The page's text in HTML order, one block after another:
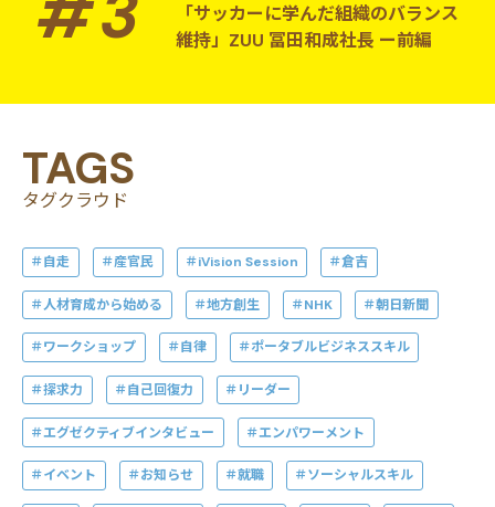
「サッカーに学んだ組織のバランス
維持」ZUU 冨田和成社長 ー前編
TAGS
タグクラウド
自走 産官民 iVision Session 倉吉
人材育成から始める 地方創生 NHK 朝日新聞
ワークショップ 自律 ポータブルビジネススキル
探求力 自己回復力 リーダー
エグゼクティブインタビュー エンパワーメント
イベント お知らせ 就職 ソーシャルスキル